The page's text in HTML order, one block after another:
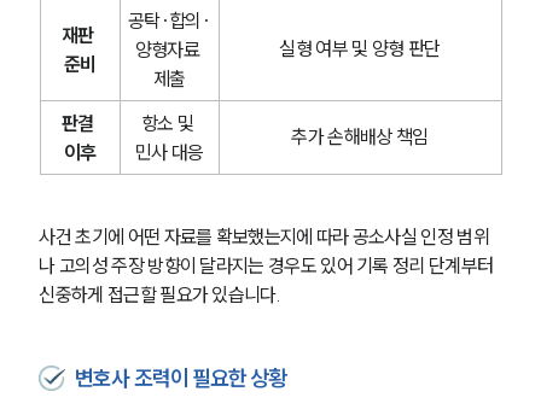
재판
준비
공탁·합의·
양형자료
제출
실형 여부 및 양형 판단
판결
이후
항소 및
민사 대응
추가 손해배상 책임
사건 초기에 어떤 자료를 확보했는지에 따라 공소사실 인정 범위
나 고의성 주장 방향이 달라지는 경우도 있어 기록 정리 단계부터
신중하게 접근할 필요가 있습니다.
변호사 조력이 필요한 상황